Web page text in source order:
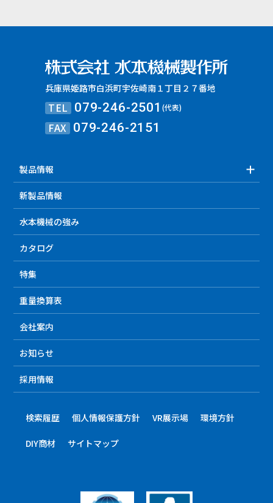
兵庫県姫路市白浜町宇佐崎南１丁目２７番地
TEL 079-246-2501(代表)
FAX 079-246-2151
製品情報
新製品情報
水本機械の強み
カタログ
特集
重量換算表
会社案内
お知らせ
採用情報
検索履歴 個人情報保護方針 VR展示場 環境方針
DIY商材 サイトマップ